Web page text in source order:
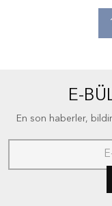
1
E-
En son haberler,